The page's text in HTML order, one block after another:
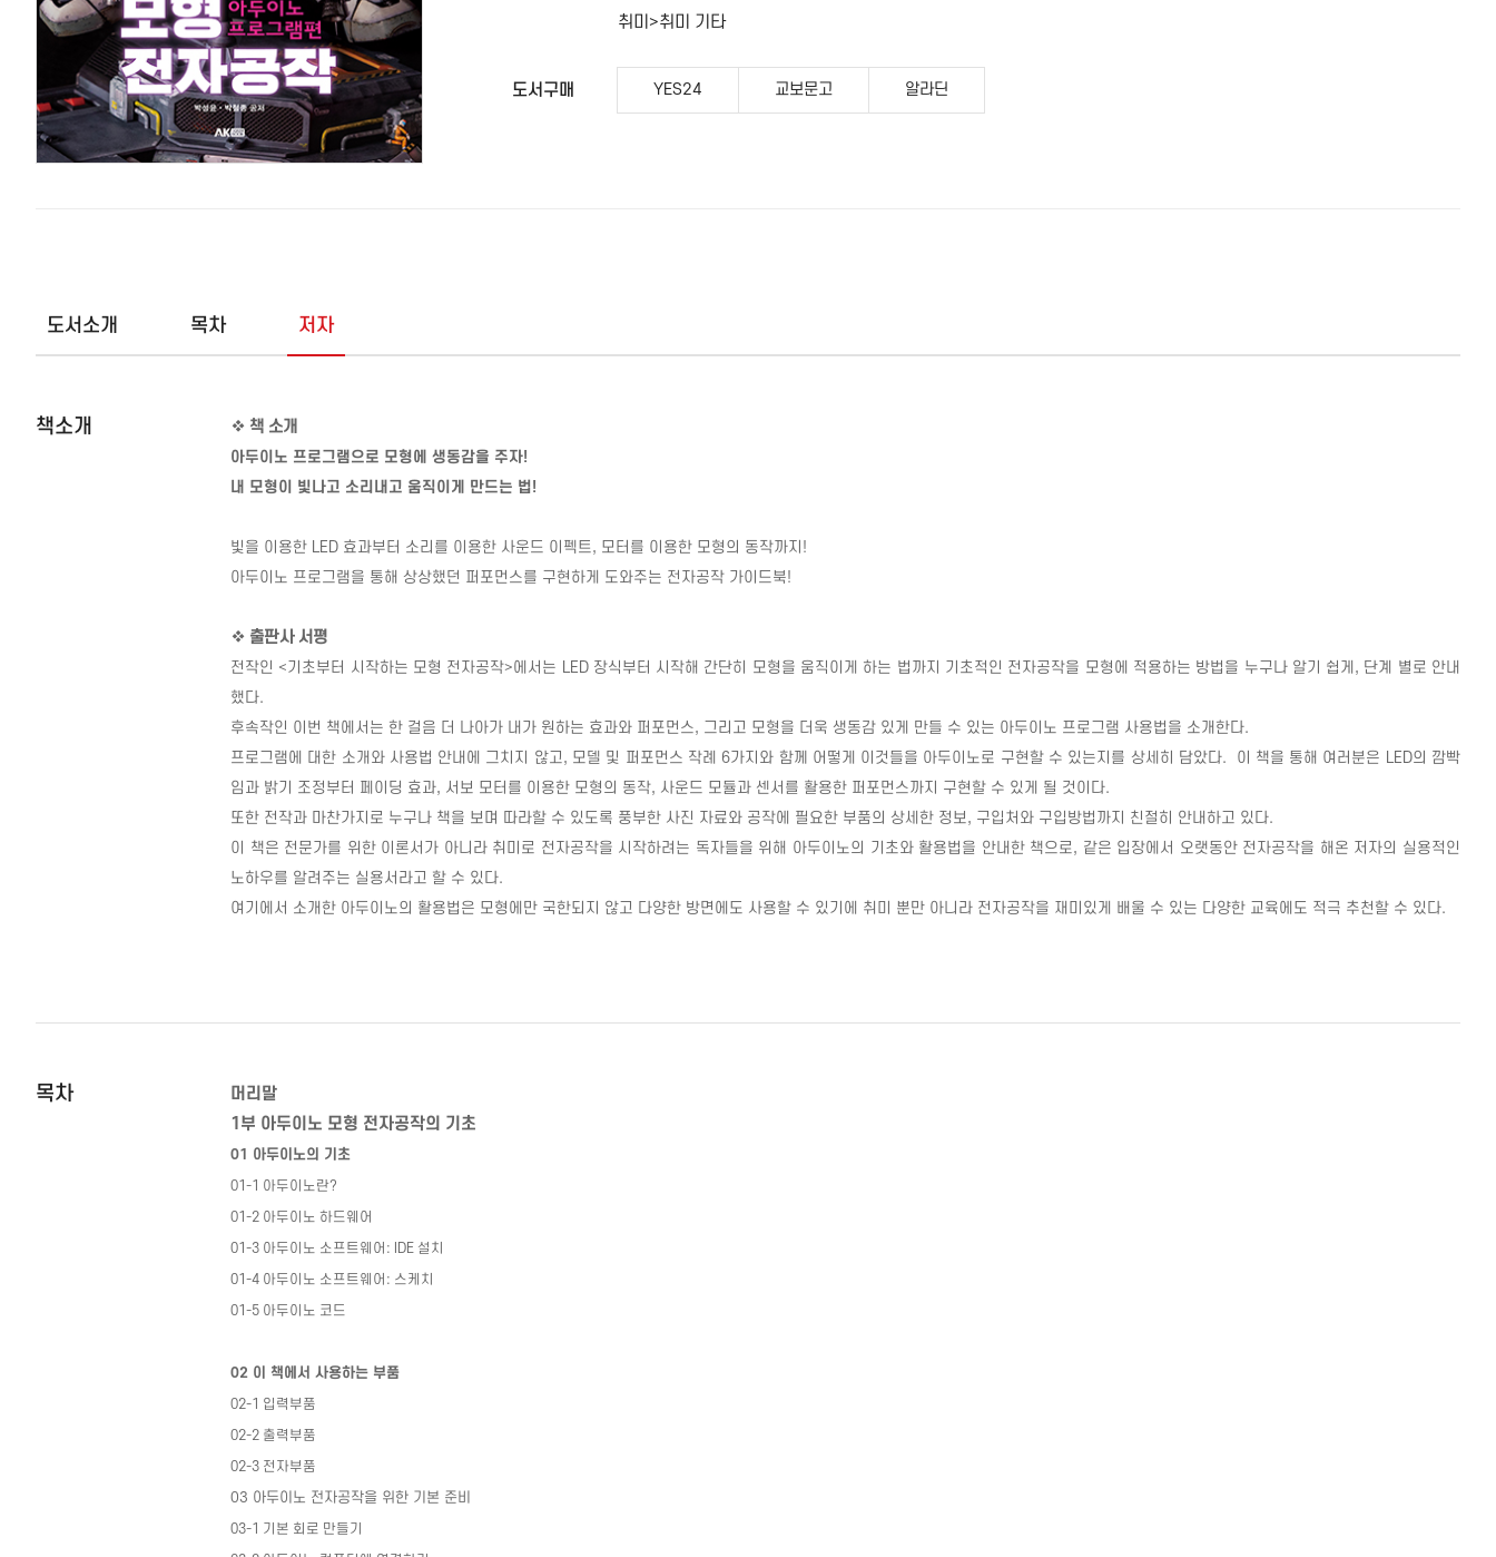
취미>취미 기타
도서구매 YES24 교보문고 알라딘
도서소개 목차 저자
책소개 ❖ 책 소개
아두이노 프로그램으로 모형에 생동감을 주자!
내 모형이 빛나고 소리내고 움직이게 만드는 법 !
빛을 이용한 LED 효과부터 소리를 이용한 사운드 이펙트 , 모터를 이용한 모형의 동작까지 !
아두이노 프로그램을 통해 상상했던 퍼포먼스를 구현하게 도와주는 전자공작 가이드북!
❖ 출판사 서평
전작인 <기초부터 시작하는 모형 전자공작>에서는 LED 장식부터 시작해 간단히 모형을 움직이게 하는 법까지 기초적인 전자공작을 모형에 적용하는 방법을 누구나 알기 쉽게 , 단계 별로 안내
했다.
후속작인 이번 책에서는 한 걸음 더 나아가 내가 원하는 효과와 퍼포먼스, 그리고 모형을 더욱 생동감 있게 만들 수 있는 아두이노 프로그램 사용법을 소개한다.
프로그램에 대한 소개와 사용법 안내에 그치지 않고 , 모델 및 퍼포먼스 작례 6가지와 함께 어떻게 이것들을 아두이노로 구현할 수 있는지를 상세히 담았다. 이 책을 통해 여러분은 LED의 깜빡
임과 밝기 조정부터 페이딩 효과, 서보 모터를 이용한 모형의 동작, 사운드 모듈과 센서를 활용한 퍼포먼스까지 구현할 수 있게 될 것이다.
또한 전작과 마찬가지로 누구나 책을 보며 따라할 수 있도록 풍부한 사진 자료와 공작에 필요한 부품의 상세한 정보 , 구입처와 구입방법까지 친절히 안내하고 있다.
이 책은 전문가를 위한 이론서가 아니라 취미로 전자공작을 시작하려는 독자들을 위해 아두이노의 기초와 활용법을 안내한 책으로 , 같은 입장에서 오랫동안 전자공작을 해온 저자의 실용적인
노하우를 알려주는 실용서라고 할 수 있다.
여기에서 소개한 아두이노의 활용법은 모형에만 국한되지 않고 다양한 방면에도 사용할 수 있기에 취미 뿐만 아니라 전자공작을 재미있게 배울 수 있는 다양한 교육에도 적극 추천할 수 있다.
목차
머리말
1 부 아두이노 모형 전자공작의 기초
01 아두이노의 기초
01-1 아두이노란?
01-2 아두이노 하드웨어
01-3 아두이노 소프트웨어 : IDE 설치
01-4 아두이노 소프트웨어 : 스케치
01-5 아두이노 코드
02 이 책에서 사용하는 부품
02-1 입력부품
02-2 출력부품
02-3 전자부품
03 아두이노 전자공작을 위한 기본 준비
03-1 기본 회로 만들기